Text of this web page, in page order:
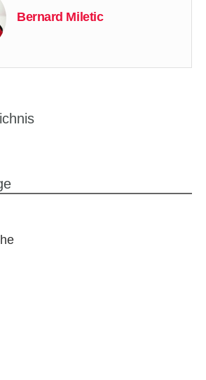
Bernard Miletic